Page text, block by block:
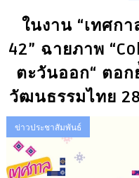
ในงาน “เทศกา
42” ฉายภาพ
ตะวันออก“ ตอ
วัฒนธรรมไทย
ข่าวประชาสัมพันธ์